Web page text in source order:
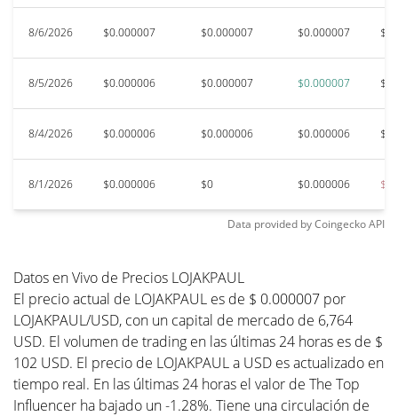
8/6/2026 $0.000007 $0.000007 $0.000007
8/5/2026 $0.000006 $0.000007 $0.000007
8/4/2026 $0.000006 $0.000006 $0.000006
8/1/2026 $0.000006 $0 $0.000006
Data provided byCoingeckoAPI
Datos en Vivo de Precios LOJAKPAUL
El precio actual de LOJAKPAUL es de $ 0.000007 por
LOJAKPAUL/USD, con un capital de mercado de 6,764
USD. El volumen de trading en las últimas 24 horas es de $
102 USD. El precio de LOJAKPAUL a USD es actualizado en
tiempo real. En las últimas 24 horas el valor de The Top
Influencer ha bajado un -1.28%. Tiene una circulación de